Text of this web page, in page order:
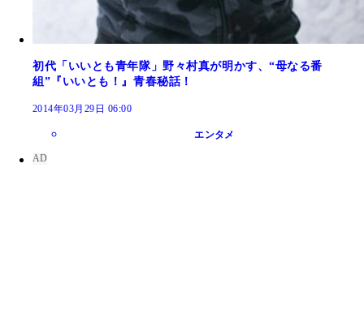
初代「いいとも青年隊」野々村真が明かす、“母なる番
組”『いいとも！』青春秘話！
2014年03月29日 06:00
エンタメ